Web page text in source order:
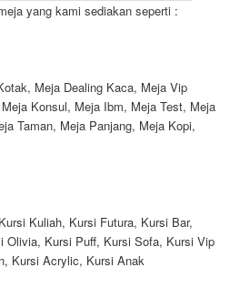
yang kami sediakan seperti :
Meja Dealing Kaca, Meja Vip
Konsul, Meja Ibm, Meja Test, Meja
Taman, Meja Panjang, Meja Kopi,
Kuliah, Kursi Futura, Kursi Bar,
Olivia, Kursi Puff, Kursi Sofa, Kursi Vip
Kursi Acrylic, Kursi Anak